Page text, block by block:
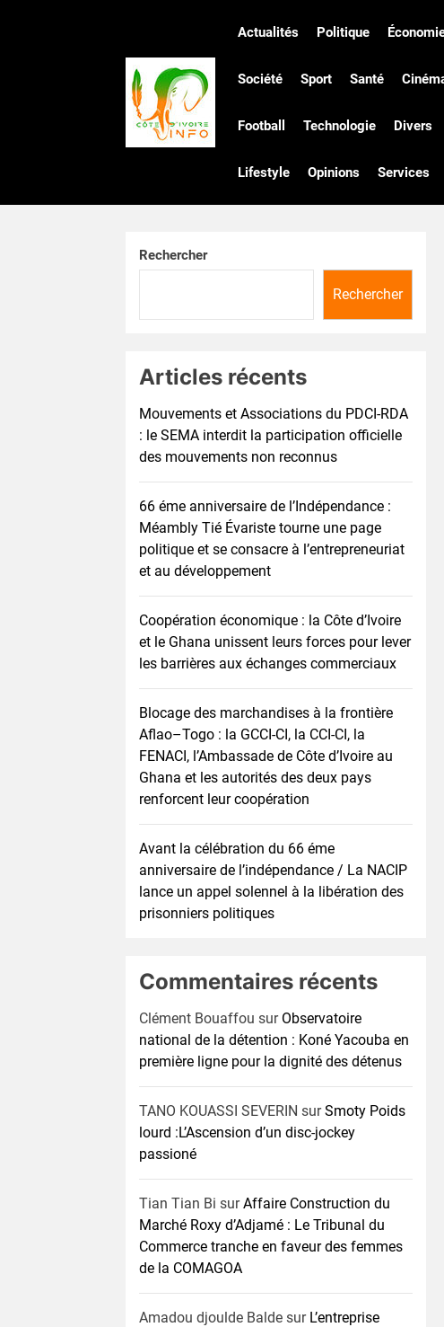
Côte
d'Ivoire
Infos
Actualités Politique
Société Sport Santé
Football Technologie Divers
Lifestyle Opinions Services
Rechercher
Rechercher
Articles récents
Mouvements et Associations du PDCI-RDA
: le SEMA interdit la participation officielle
des mouvements non reconnus
66 éme anniversaire de l’Indépendance :
Méambly Tié Évariste tourne une page
politique et se consacre à l’entrepreneuriat
et au développement
Coopération économique : la Côte d’Ivoire
et le Ghana unissent leurs forces pour lever
les barrières aux échanges commerciaux
Blocage des marchandises à la frontière
Aflao–Togo : la GCCI-CI, la CCI-CI, la
FENACI, l’Ambassade de Côte d’Ivoire au
Ghana et les autorités des deux pays
renforcent leur coopération
Avant la célébration du 66 éme
anniversaire de l’indépendance / La NACIP
lance un appel solennel à la libération des
prisonniers politiques
Commentaires récents
Clément Bouaffou sur Observatoire
national de la détention : Koné Yacouba en
première ligne pour la dignité des détenus
TANO KOUASSI SEVERIN surSmoty Poids
lourd :L’Ascension d’un disc-jockey
passioné
Tian Tian Bi surAffaire Construction du
Marché Roxy d’Adjamé : Le Tribunal du
Commerce tranche en faveur des femmes
de la COMAGOA
Amadou djoulde Balde sur L’entreprise